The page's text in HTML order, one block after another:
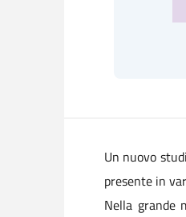
Un nuovo
presente in
Nella grande